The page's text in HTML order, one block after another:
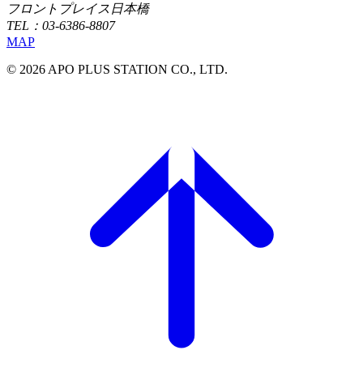
フロントプレイス日本橋
TEL：03-6386-8807
MAP
© 2026 APO PLUS STATION CO., LTD.